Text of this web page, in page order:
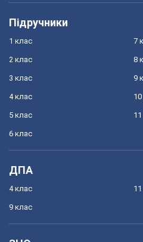
Підручники
1 клас
2 клас
3 клас
4 клас
5 клас
6 клас
7
8
9
ДПА
4 клас
9 клас